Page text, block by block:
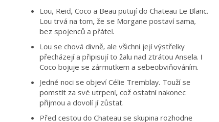
Lou, Reid, Coco a Beau putují do Chateau Le Blanc.
Lou trvá na tom, že se Morgane postaví sama,
bez spojenců a přátel.
Lou se chová divně, ale všichni její výstřelky
přecházejí a připisují to žalu nad ztrátou Ansela. I
Coco bojuje se zármutkem a sebeobviňováním.
Jedné noci se objeví Célie Tremblay. Touží se
pomstít za své utrpení, což ostatní nakonec
přijmou a dovolí jí zůstat.
Před cestou do Chateau se skupina rozhodne